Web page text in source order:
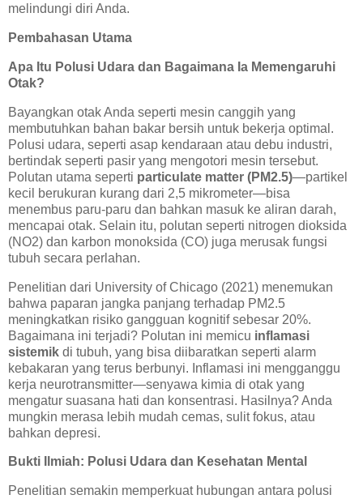
melindungi diri Anda.
Pembahasan Utama
Apa Itu Polusi Udara dan Bagaimana Ia Memengaruhi
Otak?
Bayangkan otak Anda seperti mesin canggih yang
membutuhkan bahan bakar bersih untuk bekerja optimal.
Polusi udara, seperti asap kendaraan atau debu industri,
bertindak seperti pasir yang mengotori mesin tersebut.
Polutan utama seperti particulate matter (PM2.5)—partikel
kecil berukuran kurang dari 2,5 mikrometer—bisa
menembus paru-paru dan bahkan masuk ke aliran darah,
mencapai otak. Selain itu, polutan seperti nitrogen dioksida
(NO2) dan karbon monoksida (CO) juga merusak fungsi
tubuh secara perlahan.
Penelitian dari University of Chicago (2021) menemukan
bahwa paparan jangka panjang terhadap PM2.5
meningkatkan risiko gangguan kognitif sebesar 20%.
Bagaimana ini terjadi? Polutan ini memicu inflamasi
sistemik di tubuh, yang bisa diibaratkan seperti alarm
kebakaran yang terus berbunyi. Inflamasi ini mengganggu
kerja neurotransmitter—senyawa kimia di otak yang
mengatur suasana hati dan konsentrasi. Hasilnya? Anda
mungkin merasa lebih mudah cemas, sulit fokus, atau
bahkan depresi.
Bukti Ilmiah: Polusi Udara dan Kesehatan Mental
Penelitian semakin memperkuat hubungan antara polusi